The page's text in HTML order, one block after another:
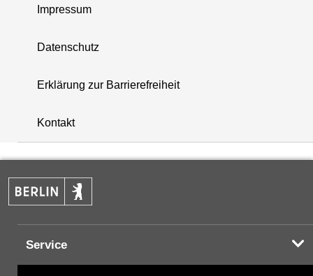
+
−
Impressum
Datenschutz
Erklärung zur Barrierefreiheit
Kontakt
Service